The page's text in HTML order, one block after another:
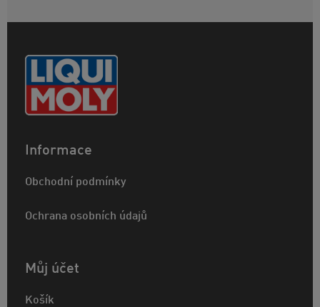
Informace
Obchodní podmínky
Ochrana osobních údajů
Můj účet
Košík